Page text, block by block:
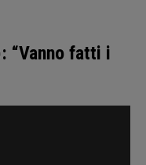
“Vanno fatti i